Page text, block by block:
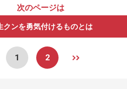
次のページは
クンを勇気付けるものとは
1 2